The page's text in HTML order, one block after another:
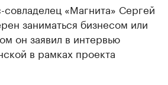
совладелец «Магнита» Сергей
заниматься бизнесом или
он заявил в интервью
в рамках проекта